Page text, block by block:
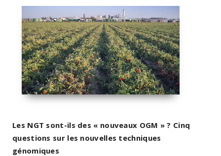
Les NGT sont-ils des « nouveaux OGM » ? Cinq
questions sur les nouvelles techniques
génomiques